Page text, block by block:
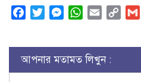
FacebookTwitterMessenger
WhatsApp
Email
Copy
আপনার মতামত লিখুন :